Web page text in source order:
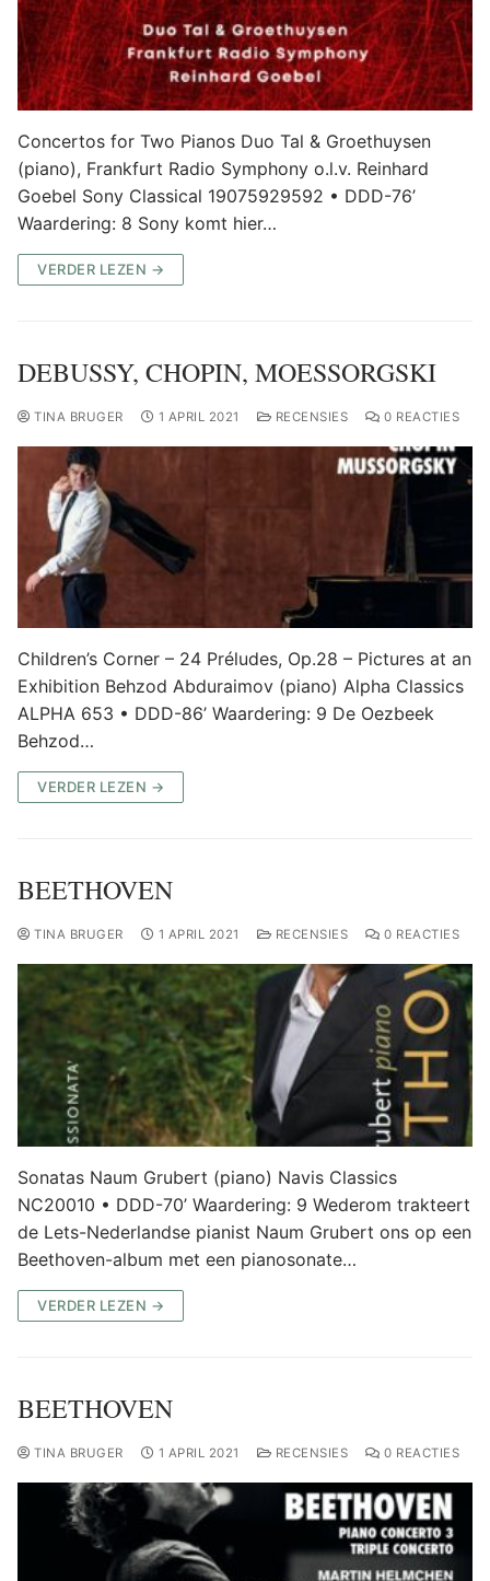
Concertos for Two Pianos Duo Tal & Groethuysen
(piano), Frankfurt Radio Symphony o.l.v. Reinhard
Goebel Sony Classical 19075929592 • DDD-76’
Waardering: 8 Sony komt hier…
VERDER LEZEN →
DEBUSSY, CHOPIN, MOESSORGSKI
TINA BRUGER 1 APRIL 2021 RECENSIES 0 REACTIES
Children’s Corner – 24 Préludes, Op.28 – Pictures at an
Exhibition Behzod Abduraimov (piano) Alpha Classics
ALPHA 653 • DDD-86’ Waardering: 9 De Oezbeek
Behzod…
VERDER LEZEN →
BEETHOVEN
TINA BRUGER 1 APRIL 2021 RECENSIES 0 REACTIES
Sonatas Naum Grubert (piano) Navis Classics
NC20010 • DDD-70’ Waardering: 9 Wederom trakteert
de Lets-Nederlandse pianist Naum Grubert ons op een
Beethoven-album met een pianosonate…
VERDER LEZEN →
BEETHOVEN
TINA BRUGER 1 APRIL 2021 RECENSIES 0 REACTIES